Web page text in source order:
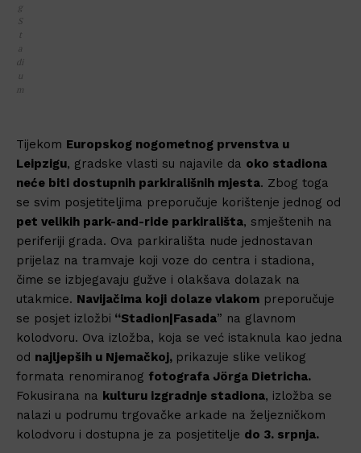
g
S
t
a
di
u
m
Tijekom Europskog nogometnog prvenstva u
Leipzigu, gradske vlasti su najavile da oko stadiona
neće biti dostupnih parkirališnih mjesta. Zbog toga
se svim posjetiteljima preporučuje korištenje jednog od
pet velikih park-and-ride parkirališta, smještenih na
periferiji grada. Ova parkirališta nude jednostavan
prijelaz na tramvaje koji voze do centra i stadiona,
čime se izbjegavaju gužve i olakšava dolazak na
utakmice. Navijačima koji dolaze vlakom preporučuje
se posjet izložbi “Stadion|Fasada” na glavnom
kolodvoru. Ova izložba, koja se već istaknula kao jedna
od najljepših u Njemačkoj, prikazuje slike velikog
formata renomiranog fotografa Jörga Dietricha.
Fokusirana na kulturu izgradnje stadiona, izložba se
nalazi u podrumu trgovačke arkade na željezničkom
kolodvoru i dostupna je za posjetitelje do 3. srpnja.